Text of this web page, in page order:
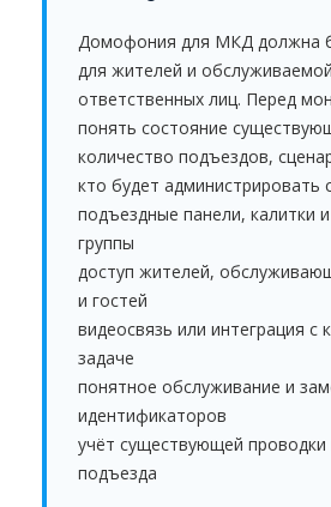
Домофония для МКД должна
для жителей и
ответственных лиц. Перед
понять состояние
количество подъездов,
кто будет администрировать
подъездные панели, калитки
группы
доступ жителей,
и гостей
видеосвязь или интеграция с
задаче
понятное обслуживание и
идентификаторов
учёт существующей
подъезда